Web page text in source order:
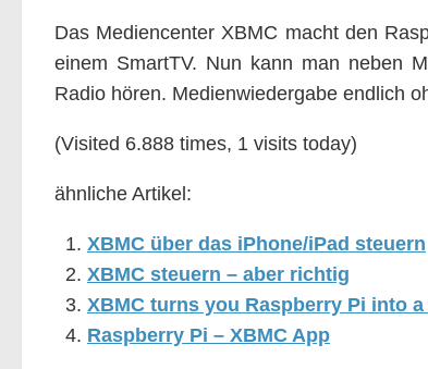
Das Mediencenter XBMC macht den
einem SmartTV. Nun kann man neben
Radio hören. Medienwiedergabe endlich
(Visited 6.888 times, 1 visits today)
ähnliche Artikel:
XBMC über das iPhone/iPad steuern
XBMC steuern – aber richtig
XBMC turns you Raspberry Pi into
Raspberry Pi – XBMC App